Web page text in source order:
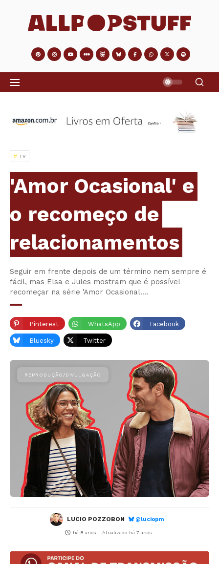
TV
'Amor Ocasional' e
o recomeço de
relacionamentos
Seguir em frente depois de um término nem sempre é
fácil, mas Elsa e Jules mostram que é possível
recomeçar na série 'Amor Ocasional.…
Pinterest WhatsApp Facebook
Bluesky Twitter
LUCIO POZZOBON @luciopm
há 8 anos - Atualizado há 7 anos